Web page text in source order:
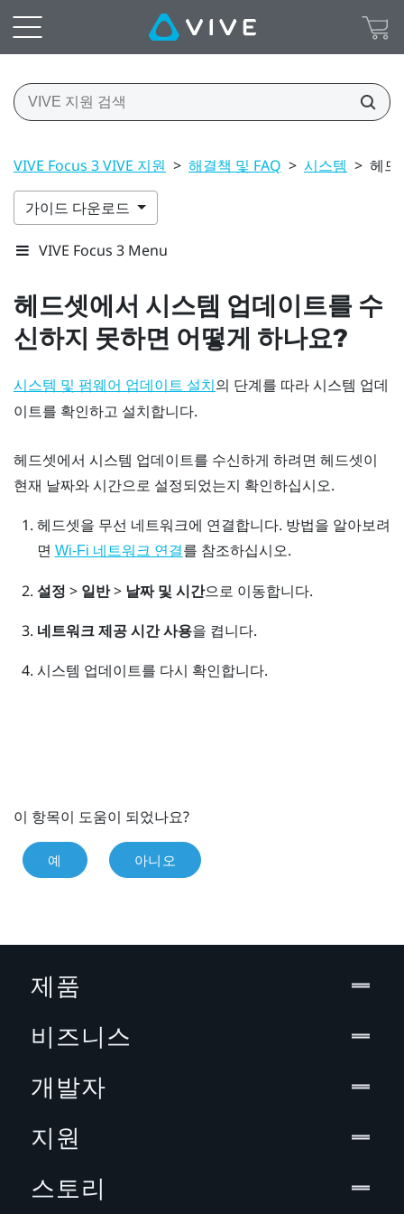
VIVE Focus 3 VIVE 지원 > 해결책 및 FAQ > 시스템 > 헤드
가이드 다운로드
VIVE Focus 3 Menu
헤드셋에서 시스템 업데이트를 수
신하지 못하면 어떻게 하나요?
시스템 및 펌웨어 업데이트 설치 의 단계를 따라 시스템 업데
이트를 확인하고 설치합니다.
헤드셋에서 시스템 업데이트를 수신하게 하려면 헤드셋이
현재 날짜와 시간으로 설정되었는지 확인하십시오.
헤드셋을 무선 네트워크에 연결합니다. 방법을 알아보려
면 Wi‍-Fi 네트워크 연결를 참조하십시오.
설정 > 일반> 날짜 및 시간으로 이동합니다.
네트워크 제공 시간 사용을 켭니다.
시스템 업데이트를 다시 확인합니다.
이 항목이 도움이 되었나요?
예 아니오
제품
비즈니스
개발자
지원
스토리